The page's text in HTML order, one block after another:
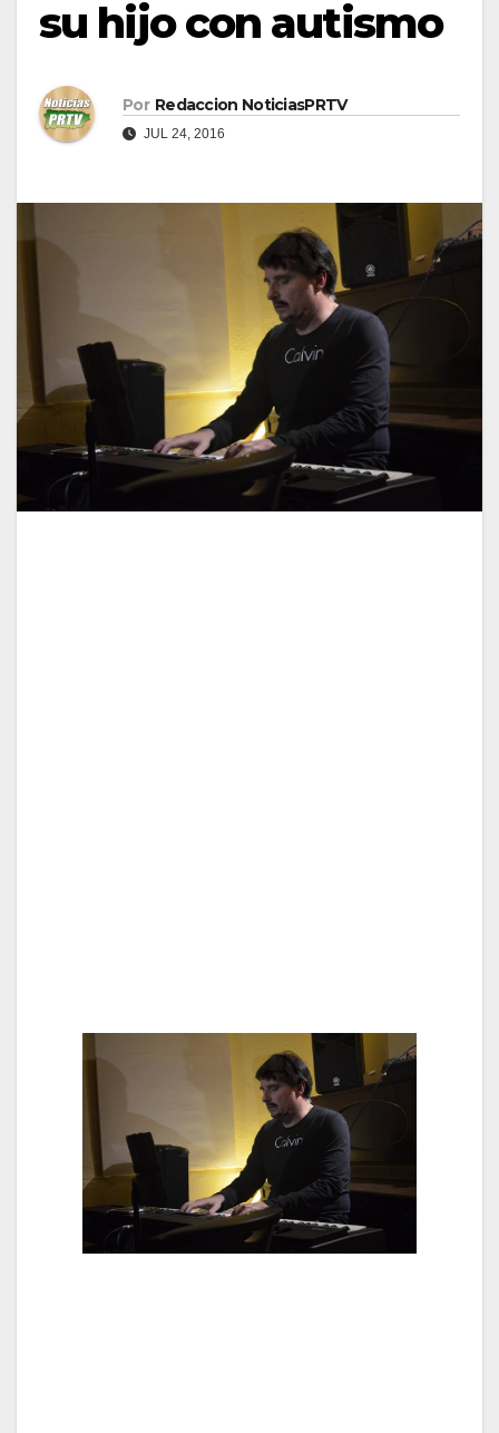
su hijo con autismo
Por Redaccion NoticiasPRTV
JUL 24, 2016